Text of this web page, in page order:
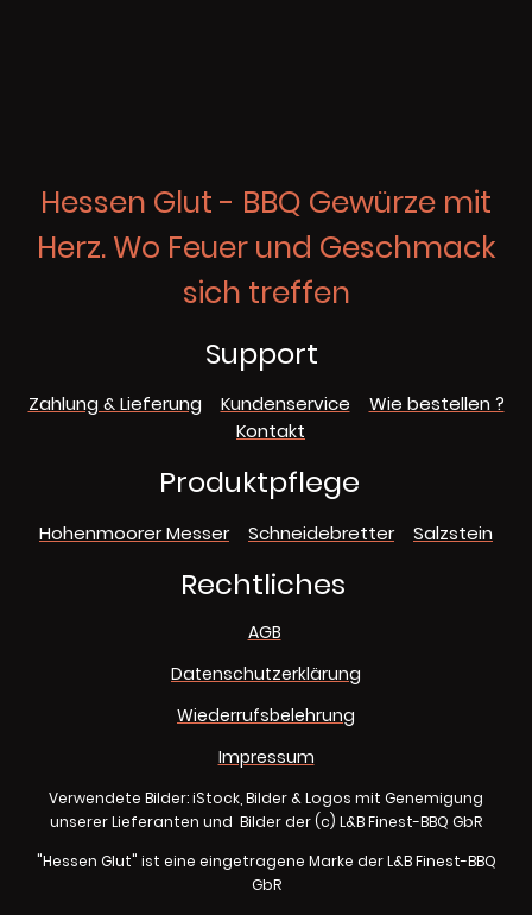
Hessen Glut - BBQ Gewürze mit
Herz. Wo Feuer und Geschmack
sich treffen
Support
Zahlung & Lieferung Kundenservice
Wie bestellen ?
Kontakt
Produktpflege
Hohenmoorer Messer Schneidebretter Salzstein
Rechtliches
AGB
Datenschutzerklärung
Wiederrufsbelehrung
Impressum
Verwendete Bilder: iStock, Bilder & Logos mit Genemigung
unserer Lieferanten und Bilder der (c) L&B Finest-BBQ GbR
"Hessen Glut" ist eine eingetragene Marke der L&B Finest-BBQ
GbR